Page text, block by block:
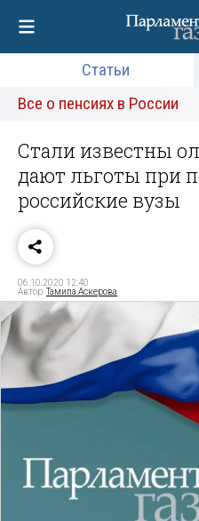
Статьи
Все о пенсиях в России
Стали известны
дают льготы при
российские вузы
06.10.2020 12:40
Автор:Тамила Аскерова